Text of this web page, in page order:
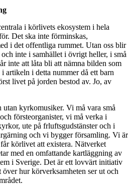
i körlivets ekosystem i hela
Det ska inte förminskas,
i det offentliga rummet. Utan oss blir
inte i samhället i övrigt heller, i små
inte att låta bli att nämna bilden som
artikeln i detta nummer då ett barn
livet på jorden bestod av. Jo, av
kyrkomusiker. Vi må vara små
försteorganister, vi må verka i
ute på frluftsgudstänster och i
och vi bygger församling. Vi är
körlivet att existera. Nätverket
med en omfattande kartläggning av
i Sverige. Det är ett lovvärt initiativ
hur körverksamheten ser ut och